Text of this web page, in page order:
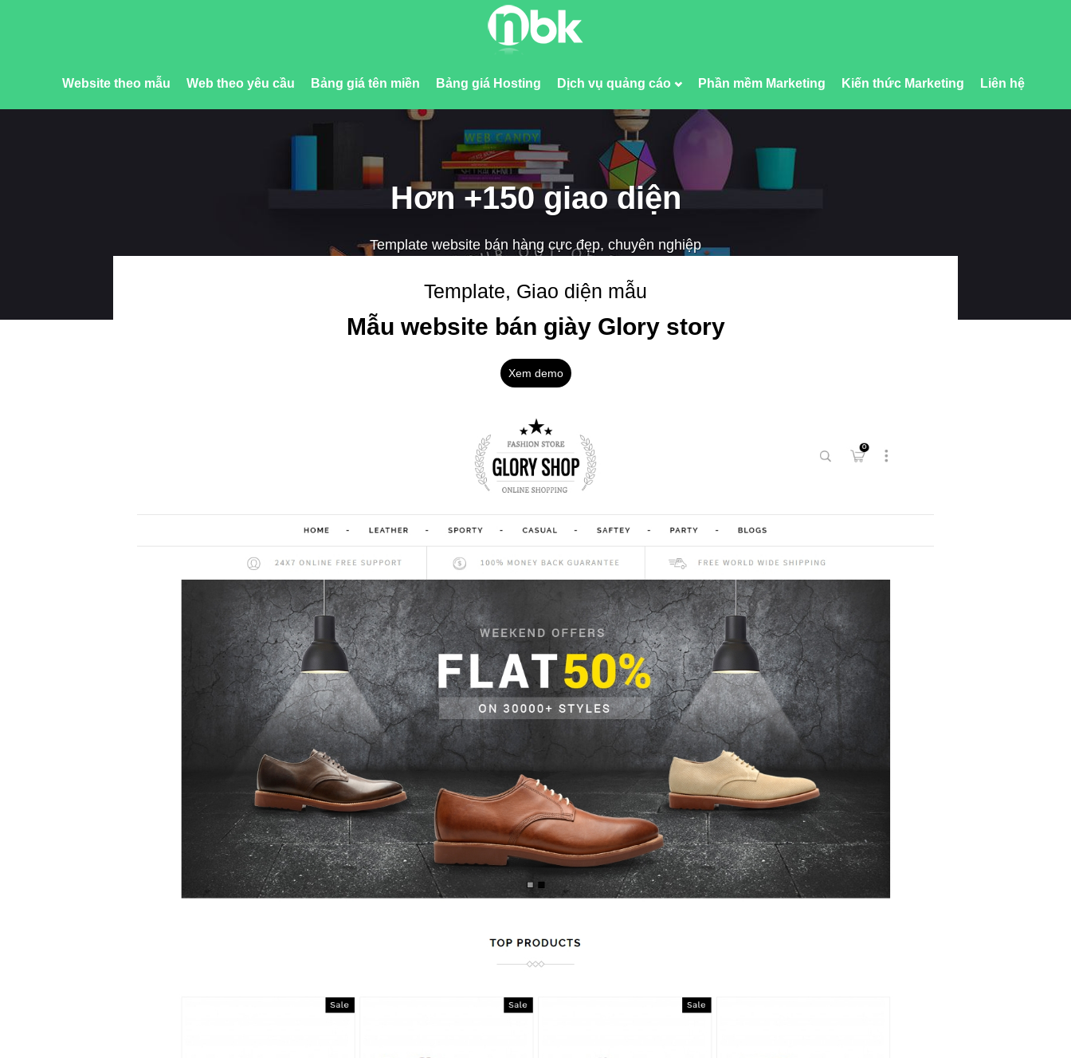
Website theo mẫu Web theo yêu cầu Bảng giá tên miền Bảng giá Hosting Dịch vụ quảng cáo Phần mềm Marketing Kiến thức Marketing Liên hệ
Hơn +150 giao diện
Template website bán hàng cực đẹp, chuyên nghiệp
Template, Giao diện mẫu
Mẫu website bán giày Glory story
Xem demo